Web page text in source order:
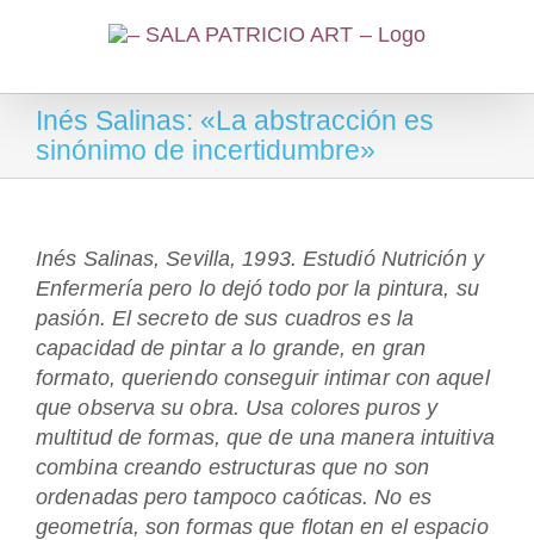
Inés Salinas: «La abstracción es
sinónimo de incertidumbre»
Inés Salinas, Sevilla, 1993. Estudió Nutrición y
Enfermería pero lo dejó todo por la pintura, su
pasión. El secreto de sus cuadros es la
capacidad de pintar a lo grande, en gran
formato, queriendo conseguir intimar con aquel
que observa su obra. Usa colores puros y
multitud de formas, que de una manera intuitiva
combina creando estructuras que no son
ordenadas pero tampoco caóticas. No es
geometría, son formas que flotan en el espacio